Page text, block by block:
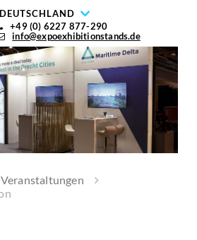
DEUTSCHLAND
+49 (0) 6227 877-290
info@expoexhibitionstands.de
Veranstaltungen